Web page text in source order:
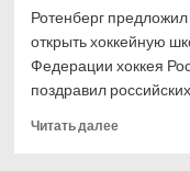
Ротенберг
открыть хоккейную
Федерации хоккея
поздравил
Читать далееПрочитать